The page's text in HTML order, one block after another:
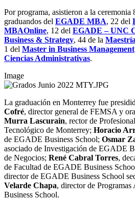
Por programa, asistieron a la ceremonia
graduandos del EGADE MBA, 22 del
MBAOnline, 12 del EGADE – UNC
Business & Strategy, 44 de la
1 del Master in Business Management
Ciencias Administrativas.
Image
La graduación en Monterrey fue
Cofré, director general de FEMSAy
Murra Lascurain, rector de
Tecnológico de Monterrey; Horacio
de EGADE Business School; Osmar
asociado de Investigación de EGADE
de Negocios; René Cabral Torres,
de Facultad de EGADE Business
director de EGADE Business School
Velarde Chapa, director de
Business School.